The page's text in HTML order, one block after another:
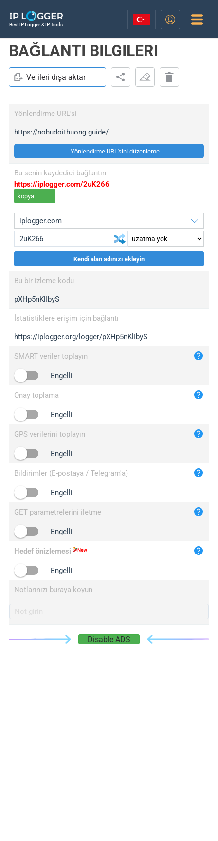
Best IP Logger & IP Tools
BAĞLANTI BILGILERI
Verileri dışa aktar
Yönlendirme URL'si
https://nohudoithuong.guide/
Yönlendirme URL'sini düzenleme
Bu senin kaydedici bağlantın
https://iplogger.com/2uK266
kopya
wl.gl
ed.tc
bc.ax
iplogger.com
maper.info
2no.co
yip.su
iplogger.info
Kendi alan adınızı ekleyin
Bu bir izleme kodu
pXHp5nKlIbyS
İstatistiklere erişim için bağlantı
https://iplogger.org/logger/pXHp5nKlIbyS
SMART veriler toplayın
Engelli
Onay toplama
Engelli
GPS verilerini toplayın
Engelli
Bildirimler (E-postaya / Telegram'a)
Engelli
GET parametrelerini iletme
Engelli
Hedef önizlemesi
Engelli
Notlarınızı buraya koyun
Disable ADS